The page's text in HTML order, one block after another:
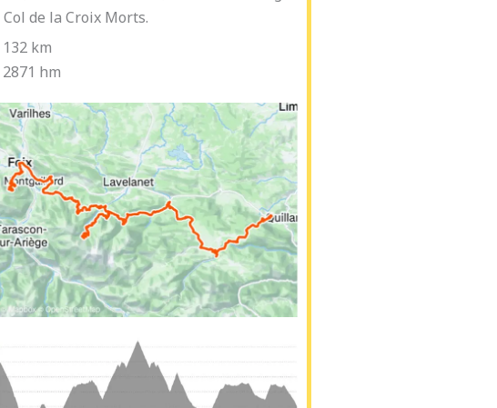
de la Croix Morts.
132 km
2871 hm